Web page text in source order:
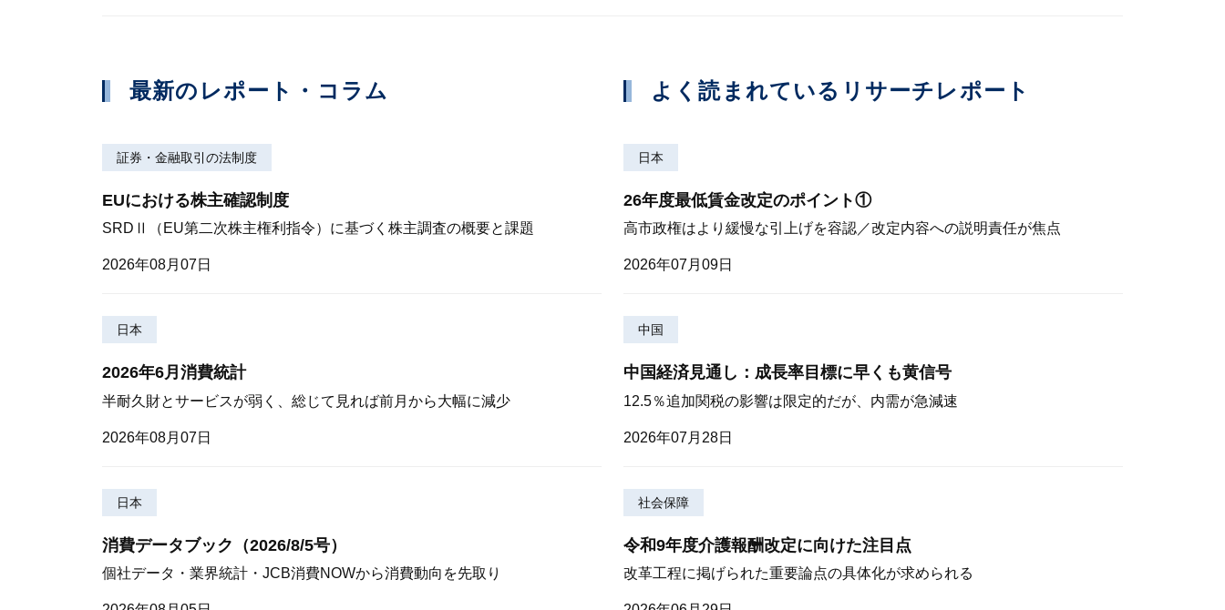
最新のレポート・コラム
証券・金融取引の法制度
EUにおける株主確認制度
SRDⅡ（EU第二次株主権利指令）に基づく株主調査の概要と課題
2026年08月07日
日本
2026年6月消費統計
半耐久財とサービスが弱く、総じて見れば前月から大幅に減少
2026年08月07日
日本
消費データブック（2026/8/5号）
個社データ・業界統計・JCB消費NOWから消費動向を先取り
よく読まれているリサーチレポート
日本
26年度最低賃金改定のポイント①
高市政権はより緩慢な引上げを容認／改定内容への説明責任が焦点
2026年07月09日
中国
中国経済見通し：成長率目標に早くも黄信号
12.5％追加関税の影響は限定的だが、内需が急減速
2026年07月28日
社会保障
令和9年度介護報酬改定に向けた注目点
改革工程に掲げられた重要論点の具体化が求められる